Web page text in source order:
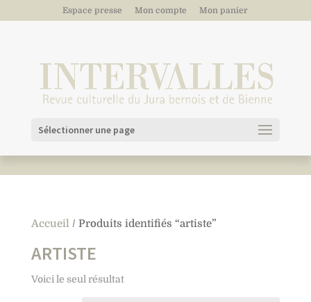
Espace presse Mon compte Mon panier
Sélectionner une page
Accueil/ Produits identifiés “artiste”
ARTISTE
Voici le seul résultat